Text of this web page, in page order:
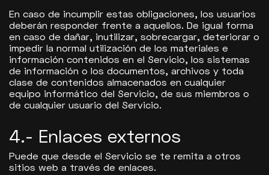
En caso de incumplir estas obligaciones, los usuarios
deberán responder frente a aquellos. De igual forma
en caso de dañar, inutilizar, sobrecargar, deteriorar o
impedir la normal utilización de los materiales e
información contenidos en el Servicio, los sistemas
de información o los documentos, archivos y toda
clase de contenidos almacenados en cualquier
equipo informático del Servicio, de sus miembros o
de cualquier usuario del Servicio.
4.- Enlaces externos
Puede que desde el Servicio se te remita a otros
sitios web a través de enlaces.